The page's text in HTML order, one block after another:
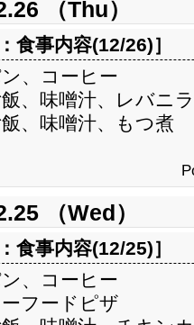
（Thu）
食事内容(12/26)］
、コーヒー
、味噌汁、レバニ
、味噌汁、もつ煮
（Wed）
食事内容(12/25)］
、コーヒー
フードピザ